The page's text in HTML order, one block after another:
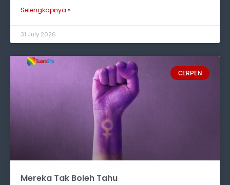
Selengkapnya »
31 July 2026
CERPEN
Mereka Tak Boleh Tahu